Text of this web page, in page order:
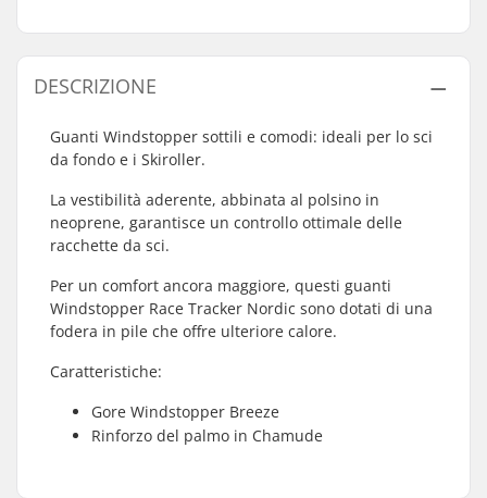
DESCRIZIONE
Guanti Windstopper sottili e comodi: ideali per lo sci
da fondo e i Skiroller.
La vestibilità aderente, abbinata al polsino in
neoprene, garantisce un controllo ottimale delle
racchette da sci.
Per un comfort ancora maggiore, questi guanti
Windstopper Race Tracker Nordic sono dotati di una
fodera in pile che offre ulteriore calore.
Caratteristiche:
Gore Windstopper Breeze
Rinforzo del palmo in Chamude